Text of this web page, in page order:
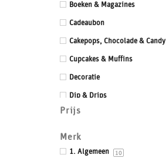
Boeken & Magazines
Cadeaubon
Cakepops, Chocolade & Candy
Cupcakes & Muffins
Decoratie
Dip & Drips
Dozen & Dummies
Drums & Boards
Eetbaar kant
Prijs
Merk
1. Algemeen 10